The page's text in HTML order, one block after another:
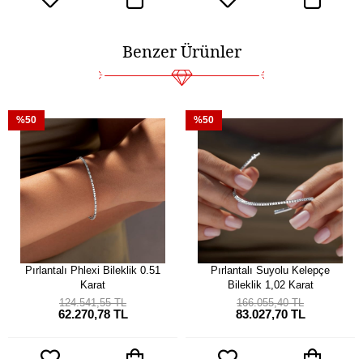
Benzer Ürünler
Pırlantalı Phlexi Bileklik 0.51
Karat
62.270,78 TL
124.541,55 TL
%50
Pırlantalı Suyolu Kelepçe
Bileklik 1,02 Karat
83.027,70 TL
166.055,40 TL
%50